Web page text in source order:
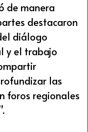
de manera
destacaron
diálogo
y el trabajo
las
foros regionales